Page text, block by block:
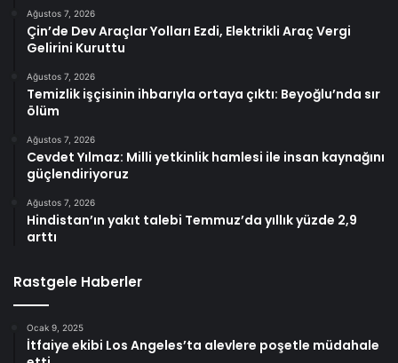
Ağustos 7, 2026
Çin’de Dev Araçlar Yolları Ezdi, Elektrikli Araç Vergi
Gelirini Kuruttu
Ağustos 7, 2026
Temizlik işçisinin ihbarıyla ortaya çıktı: Beyoğlu’nda sır
ölüm
Ağustos 7, 2026
Cevdet Yılmaz: Milli yetkinlik hamlesi ile insan kaynağını
güçlendiriyoruz
Ağustos 7, 2026
Hindistan’ın yakıt talebi Temmuz’da yıllık yüzde 2,9
arttı
Rastgele Haberler
Ocak 9, 2025
İtfaiye ekibi Los Angeles’ta alevlere poşetle müdahale